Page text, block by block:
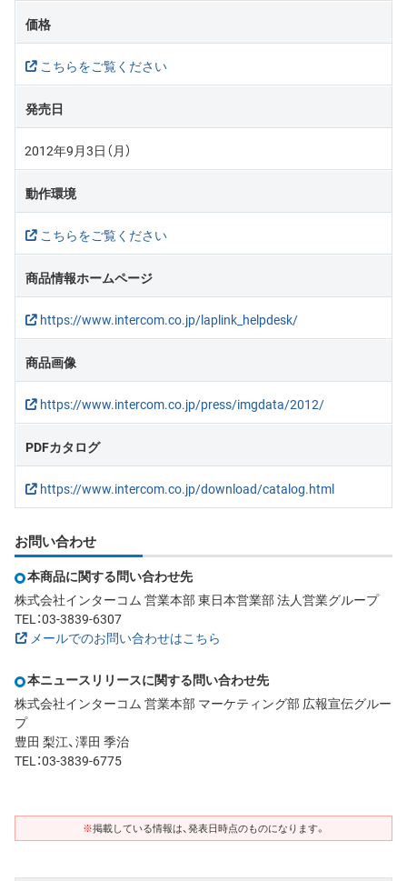
価格
こちらをご覧ください
発売日
2012年9月3日（月）
動作環境
こちらをご覧ください
商品情報ホームページ
https://www.intercom.co.jp/laplink_helpdesk/
商品画像
https://www.intercom.co.jp/press/imgdata/2012/
PDFカタログ
https://www.intercom.co.jp/download/catalog.html
お問い合わせ
本商品に関する問い合わせ先
株式会社インターコム 営業本部 東日本営業部 法人営業グループ
TEL：03-3839-6307
メールでのお問い合わせはこちら
本ニュースリリースに関する問い合わせ先
株式会社インターコム 営業本部 マーケティング部 広報宣伝グルー
プ
豊田 梨江、澤田 季治
TEL：03-3839-6775
※掲載している情報は、発表日時点のものになります。